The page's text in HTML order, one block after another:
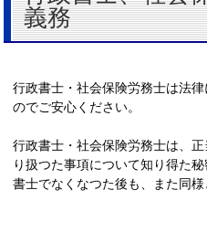
義務
行政書士・社会保険労務士は法
のでご安心ください。
行政書士・社会保険労務士は、
り扱つた事項について知り得た
書士でなくなつた後も、また同様